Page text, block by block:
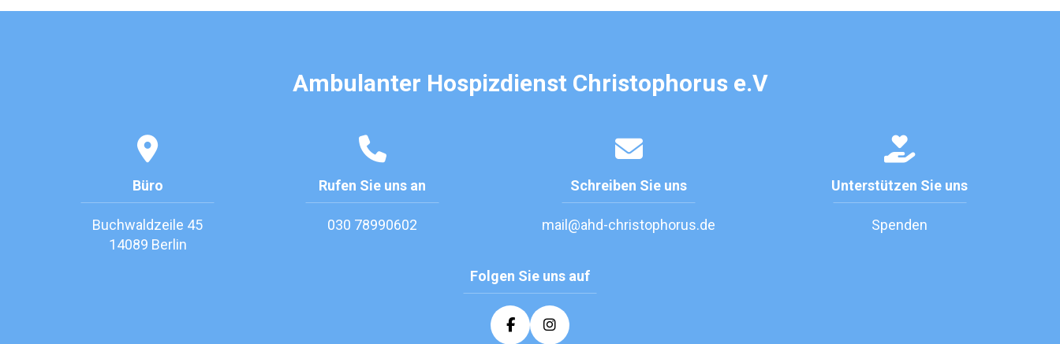
Ambulanter Hospizdienst Christophorus e.V
Büro
Buchwaldzeile 45
14089 Berlin
Rufen Sie uns an
030 78990602
Schreiben Sie uns
mail@ahd-christophorus.de
Unterstützen Sie uns
Spenden
Folgen Sie uns auf